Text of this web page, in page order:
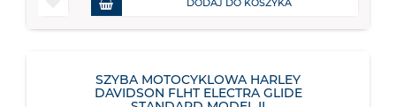
SZYBA MOTOCYKLOWA HARLEY
DAVIDSON FLHT ELECTRA GLIDE